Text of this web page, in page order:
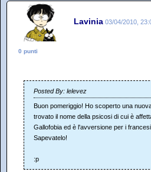
Lavinia 03/04/2010,
0 punti
Posted By: lelevez
Buon pomeriggio! Ho scoperto una
trovato il nome della psicosi di cui è
Gallofobia ed è l'avversione per i
Sapevatelo!
:p